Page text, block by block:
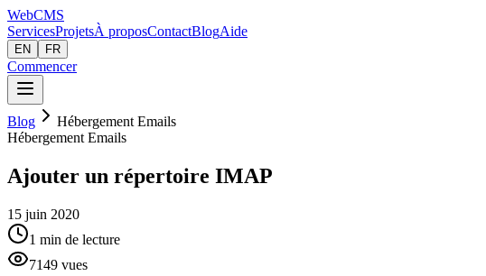
WebCMS
ServicesProjetsÀ proposContactBlogAide
EN FR
Commencer
Blog
Hébergement Emails
Hébergement Emails
Ajouter un répertoire IMAP
15 juin 2020
1 min de lecture
7149 vues